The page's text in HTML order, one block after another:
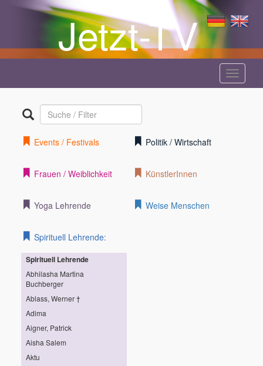
Jetzt-TV
Menü
Events / Festivals Politik / Wirtschaft
Frauen / Weiblichkeit KünstlerInnen
Yoga Lehrende Weise Menschen
Spirituell Lehrende:
Spirituell Lehrende
Abhilasha Martina
Buchberger
Ablass, Werner †
Adima
Aigner, Patrick
Aisha Salem
Aktu